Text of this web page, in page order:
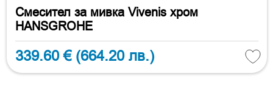
Смесител за мивка Vivenis хром
HANSGROHE
339.60 € (664.20 лв.)